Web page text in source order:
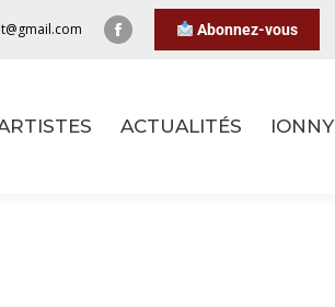
Abonnez-vous
ACTUALITÉS